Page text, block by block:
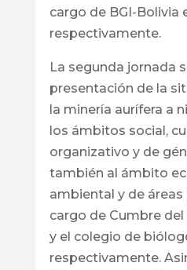
cargo de BGI-Bolivia
respectivamente.
La segunda jornada
presentación de la
la minería aurífera a
los ámbitos social,
organizativo y de
también al ámbito
ambiental y de
cargo de Cumbre del
y el colegio de
respectivamente.